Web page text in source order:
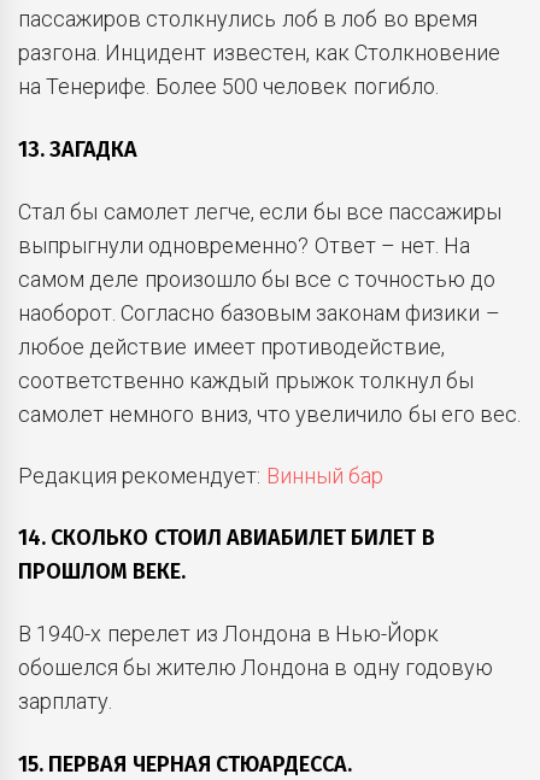
пассажиров столкнулись лоб в лоб во время
разгона. Инцидент известен, как Столкновение
на Тенерифе. Более 500 человек погибло.
13. ЗАГАДКА
Стал бы самолет легче, если бы все пассажиры
выпрыгнули одновременно? Ответ – нет. На
самом деле произошло бы все с точностью до
наоборот. Согласно базовым законам физики –
любое действие имеет противодействие,
соответственно каждый прыжок толкнул бы
самолет немного вниз, что увеличило бы его вес.
Редакция рекомендует: Винный бар
14. СКОЛЬКО СТОИЛ АВИАБИЛЕТ БИЛЕТ В
ПРОШЛОМ ВЕКЕ.
В 1940-х перелет из Лондона в Нью-Йорк
обошелся бы жителю Лондона в одну годовую
зарплату.
15. ПЕРВАЯ ЧЕРНАЯ СТЮАРДЕССА.